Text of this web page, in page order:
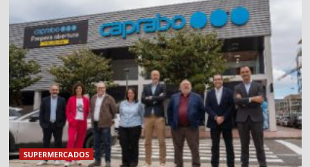
SUPERMERCADOS